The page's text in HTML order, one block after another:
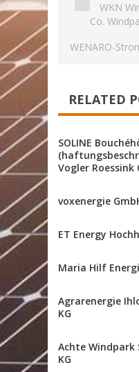
WKN
Co.
WENARO-
RELATED
SOLINE
Vogler Roessink
voxenergie
ET Energy
Maria Hilf
Agrarenergie
KG
Achte Windpark
KG